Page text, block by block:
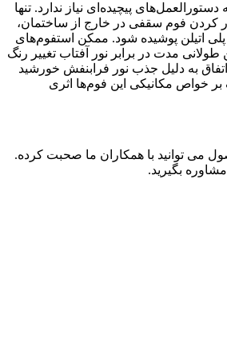
پیچیده‌ای نیاز ندارد. تنها
کردن فوم سقفی در خارج از ساختمان،
اتیلن پوشیده شود. ممکن استفوم‌های
مدت در برابر نور آفتاب تغییر رنگ
به دلیل جذب نور فرابنفش خورشید
بر خواص مکانیکی این فوم‌ها اثری
می توانید با همکاران ما صحبت کرده.
بگیرید.